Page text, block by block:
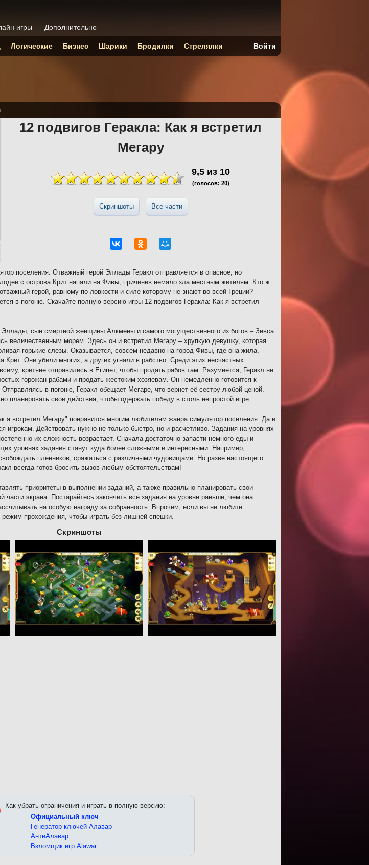
12 подвигов Геракла: Как я встретил
Мегару
9,5 из 10
(голосов: 20)
Скриншоты Все части
поселения. Отважный герой Эллады Геракл отправляется в опасное, но
с острова Крит напали на Фивы, причинив немало зла местным жителям. Кто ж
герой, равному по ловкости и силе которому не знают во всей Греции?
в погоню. Скачайте полную версию игры 12 подвигов Геракла: Как я встретил
сын смертной женщины Алкмены и самого могущественного из богов – Зевса
величественным морем. Здесь он и встретил Мегару – хрупкую девушку, которая
горькие слезы. Оказывается, совсем недавно на город Фивы, где она жила,
Крит. Они убили многих, а других угнали в рабство. Среди этих несчастных
критяне отправились в Египет, чтобы продать рабов там. Разумеется, Геракл не
горожан рабами и продать жестоким хозяевам. Он немедленно готовится к
Отправляясь в погоню, Геракл обещает Мегаре, что вернет её сестру любой ценой.
планировать свои действия, чтобы одержать победу в столь непростой игре.
я встретил Мегару" понравится многим любителям жанра симулятор поселения. Да и
игрокам. Действовать нужно не только быстро, но и расчетливо. Задания на уровнях
их сложность возрастает. Сначала достаточно запасти немного еды и
уровнях задания станут куда более сложными и интересными. Например,
пленников, сражаться с различными чудовищами. Но разве настоящего
всегда готов бросить вызов любым обстоятельствам!
приоритеты в выполнении заданий, а также правильно планировать свои
части экрана. Постарайтесь закончить все задания на уровне раньше, чем она
на особую награду за собранность. Впрочем, если вы не любите
прохождения, чтобы играть без лишней спешки.
Скриншоты
Как убрать ограничения и играть в полную версию:
Официальный ключ
Генератор ключей Алавар
АнтиАлавар
Взломщик игр Alawar
игры Дополнительно
Логические Бизнес Шарики Бродилки Стрелялки Войти